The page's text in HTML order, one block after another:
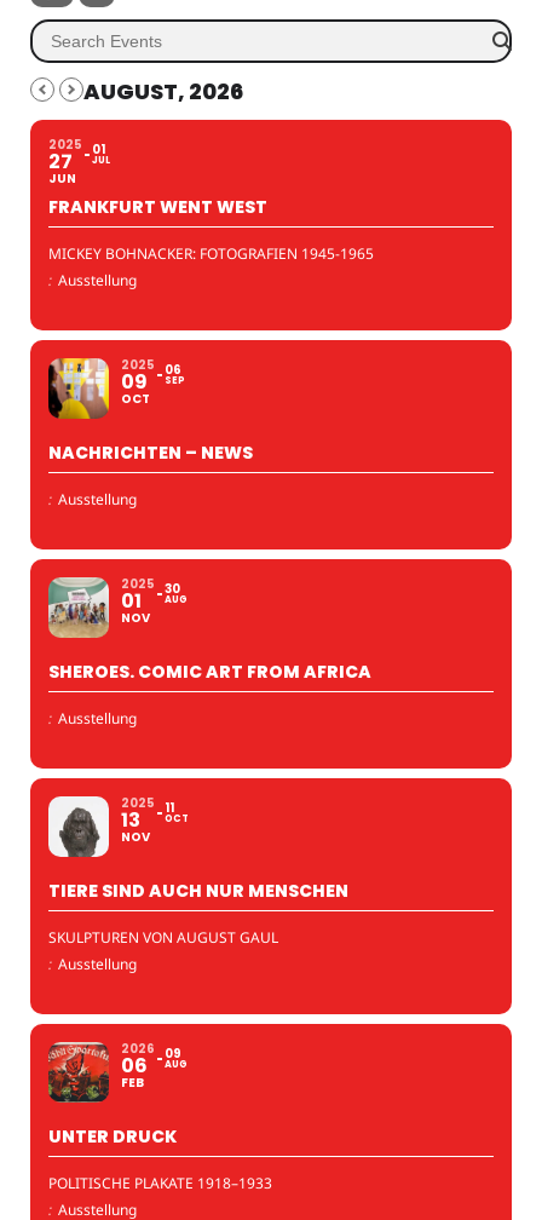
AUGUST, 2026
2025
27
JUN
01
JUL
FRANKFURT WENT WEST
MICKEY BOHNACKER: FOTOGRAFIEN 1945-1965
: Ausstellung
2025
09
OCT
06
SEP
NACHRICHTEN – NEWS
: Ausstellung
2025
01
NOV
30
AUG
SHEROES. COMIC ART FROM AFRICA
: Ausstellung
2025
13
NOV
11
OCT
TIERE SIND AUCH NUR MENSCHEN
SKULPTUREN VON AUGUST GAUL
: Ausstellung
2026
06
FEB
09
AUG
UNTER DRUCK
POLITISCHE PLAKATE 1918–1933
: Ausstellung